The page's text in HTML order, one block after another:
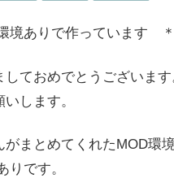
境ありで作っています ＊
ておめでとうございます
します。
まとめてくれたMOD環
りです。